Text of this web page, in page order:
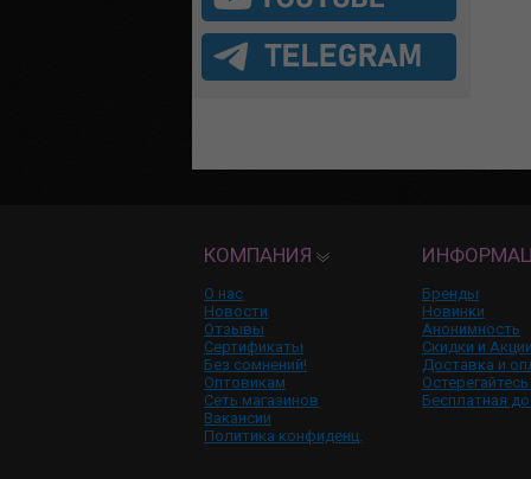
КОМПАНИЯ
О нас
Новости
Отзывы
Сертификаты
Без сомнений!
Оптовикам
Сеть магазинов
Вакансии
Политика конфиденц.
Бренды
Новинки
Анонимность
Скидки и Акции
Доставка и
Бесплатная